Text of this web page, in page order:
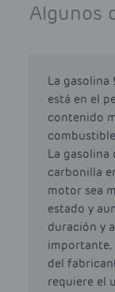
Algunos
La
está en el
contenido
La
carbonilla
motor sea
estado y
duración y
importante,
del
requiere el